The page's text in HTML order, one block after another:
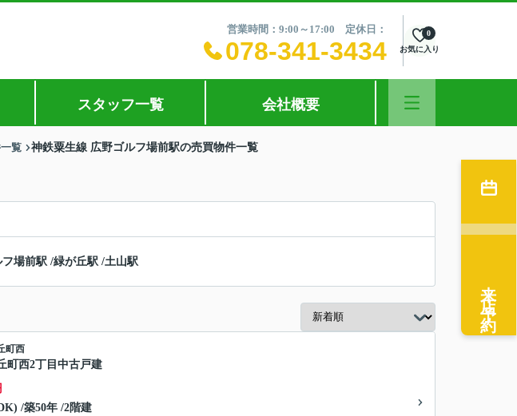
営業時間：9:00～17:00 定休日：
078-341-3434 お気に入り
0
スタッフ一覧 会社概要
覧 神鉄粟生線 広野ゴルフ場前駅の売買物件一覧
フ場前駅 /緑が丘駅 /土山駅
町西
町西2丁目中古戸建
/築50年 /2階建
来店予約